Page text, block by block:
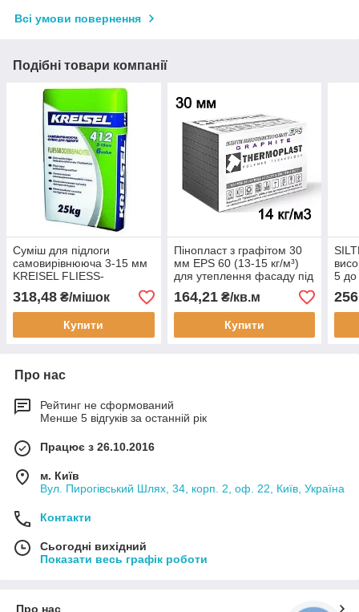
Всі умови повернення
Подібні товари компанії
Суміш для підлоги
самовирівнююча 3-15 мм
KREISEL FLIESS-
BODENSPACHTEL 412 (6
годин)
318,48 ₴/мішок
Купити
Пінопласт з графітом 30
мм EPS 60 (13-15 кг/м³)
для утеплення фасаду під
штукатурку, підлоги та
покрівлі під стяжку
164,21₴/кв.м
Купити
5
256
Про нас
Рейтинг не сформований
Менше 5 відгуків за останній рік
Працює з 26.10.2016
м. Київ
Вул. Пирогівський Шлях, 34, корп. 2, оф. 22, Київ, Україна
Контакти
Сьогодні вихідний
Показати весь графік роботи
Про нас